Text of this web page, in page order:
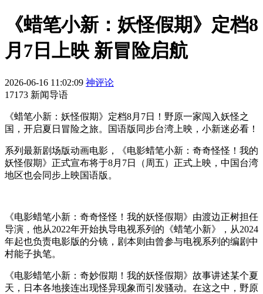
《蜡笔小新：妖怪假期》定档8
月7日上映 新冒险启航
2026-06-16 11:02:09 神评论
17173 新闻导语
《蜡笔小新：妖怪假期》定档8月7日！野原一家闯入妖怪之
国，开启夏日冒险之旅。国语版同步台湾上映，小新迷必看！
系列最新剧场版动画电影，《电影蜡笔小新：奇奇怪怪！我的
妖怪假期》正式宣布将于8月7日（周五）正式上映，中国台湾
地区也会同步上映国语版。
《电影蜡笔小新：奇奇怪怪！我的妖怪假期》由渡边正树担任
导演，他从2022年开始执导电视系列的《蜡笔小新》，从2024
年起也负责电影版的分镜，剧本则由曾参与电视系列的编剧中
村能子执笔。
《电影蜡笔小新：奇妙假期！我的妖怪假期》故事讲述某个夏
天，日本各地接连出现怪异现象而引发骚动。在这之中，野原